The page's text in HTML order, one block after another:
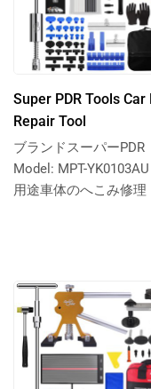
Super PDR Tools Car
Repair Tool
ブランドスーパーPDR
Model: MPT-YK0103AU
用途車体のへこみ修理